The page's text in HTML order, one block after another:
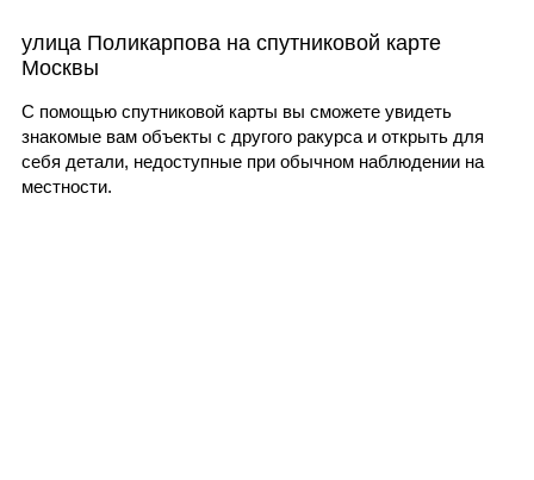
улица Поликарпова на спутниковой карте
Москвы
С помощью спутниковой карты вы сможете увидеть
знакомые вам объекты с другого ракурса и открыть для
себя детали, недоступные при обычном наблюдении на
местности.